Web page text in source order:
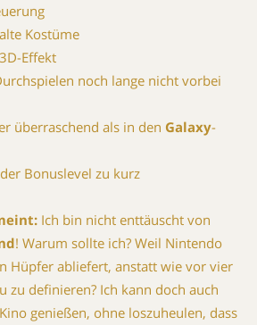
Kostüme
Effekt
noch lange nicht vorbei
überraschend als in den Galaxy-
Bonuslevel zu kurz
Ich bin nicht enttäuscht von
! Warum sollte ich? Weil Nintendo
Hüpfer abliefert, anstatt wie vor vier
zu definieren? Ich kann doch auch
genießen, ohne loszuheulen, dass